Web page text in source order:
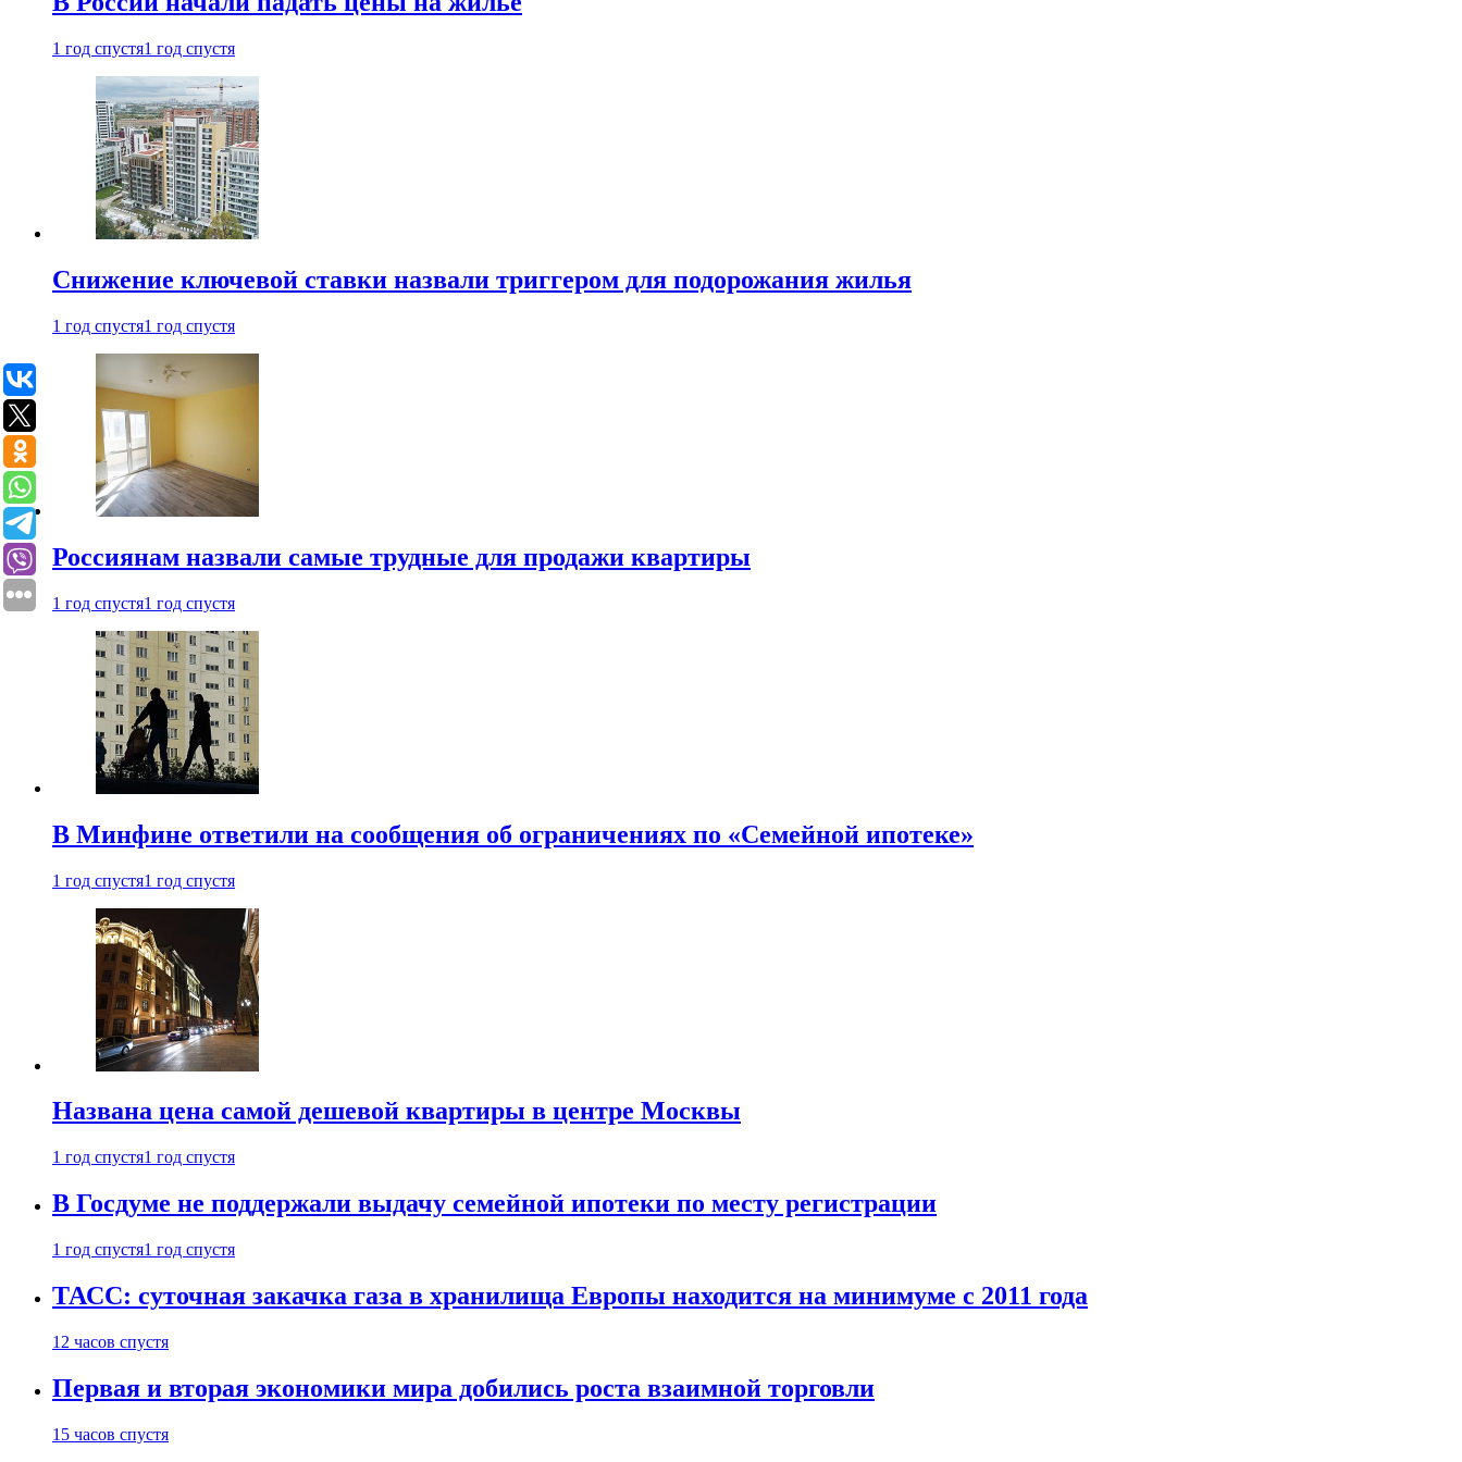
1 год спустя1 год спустя
Снижение ключевой ставки назвали триггером для подорожания жилья
1 год спустя1 год спустя
Россиянам назвали самые трудные для продажи квартиры
1 год спустя1 год спустя
В Минфине ответили на сообщения об ограничениях по «Семейной ипотеке»
1 год спустя1 год спустя
Названа цена самой дешевой квартиры в центре Москвы
1 год спустя1 год спустя
В Госдуме не поддержали выдачу семейной ипотеки по месту регистрации
1 год спустя1 год спустя
ТАСС: суточная закачка газа в хранилища Европы находится на минимуме с 2011 года
12 часов спустя
Первая и вторая экономики мира добились роста взаимной торговли
15 часов спустя